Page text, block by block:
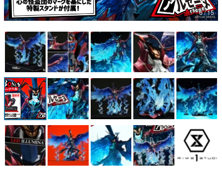
女性向け
アプリレビュー
その他
電ファミニコゲーマーとは？
運営：株式会社マレ
6 / 15